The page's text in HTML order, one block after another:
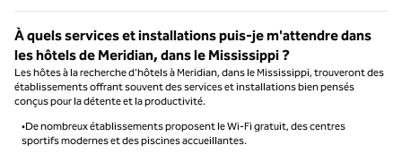
À quels services et installations puis-je m'attendre dans
les hôtels de Meridian, dans le Mississippi ?
Les hôtes à la recherche d'hôtels à Meridian, dans le Mississippi, trouveront des
établissements offrant souvent des services et installations bien pensés
conçus pour la détente et la productivité.
•De nombreux établissements proposent le Wi-Fi gratuit, des centres
sportifs modernes et des piscines accueillantes.